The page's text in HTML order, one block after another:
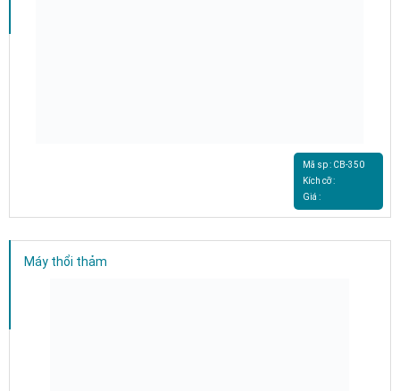
Mã sp : CB-350
Kích cỡ :
Giá :
Máy thổi thảm